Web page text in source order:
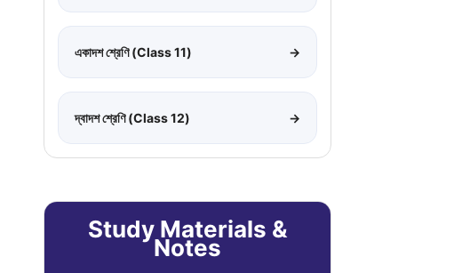
একাদশ শ্রেণি (Class 11) →
দ্বাদশ শ্রেণি (Class 12) →
Study Materials &
Notes